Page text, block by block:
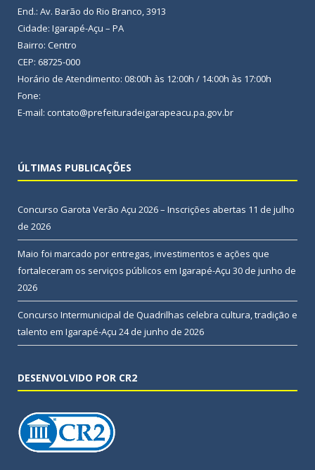
End.: Av. Barão do Rio Branco, 3913
Cidade: Igarapé-Açu – PA
Bairro: Centro
CEP: 68725-000
Horário de Atendimento: 08:00h às 12:00h / 14:00h às 17:00h
Fone:
E-mail: contato@prefeituradeigarapeacu.pa.gov.br
ÚLTIMAS PUBLICAÇÕES
Concurso Garota Verão Açu 2026 – Inscrições abertas 11 de julho
de 2026
Maio foi marcado por entregas, investimentos e ações que
fortaleceram os serviços públicos em Igarapé-Açu 30 de junho de
2026
Concurso Intermunicipal de Quadrilhas celebra cultura, tradição e
talento em Igarapé-Açu 24 de junho de 2026
DESENVOLVIDO POR CR2